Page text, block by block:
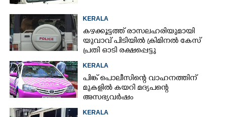
KERALA
കഴക്കൂട്ടത്ത് രാസലഹരിയുമായി
യുവാവ് പിടിയിൽ ക്രിമിനൽ കേസ്
പ്രതി ഓടി രക്ഷപ്പെട്ടു
KERALA
പിങ്ക് പൊലീസിന്റെ വാഹനത്തിന്
മുകളിൽ കയറി മദ്യപന്റെ
അസഭ്യവ‌ർഷം
KERALA